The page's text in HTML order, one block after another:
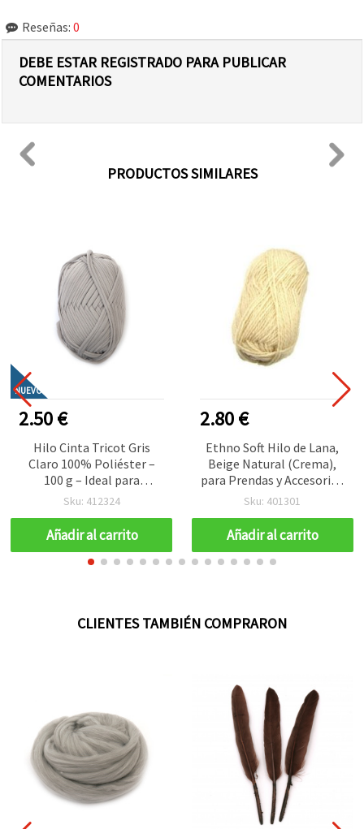
Reseñas: 0
DEBE ESTAR REGISTRADO PARA PUBLICAR
COMENTARIOS
PRODUCTOS SIMILARES
NUEVO
2.50 €
Hilo Cinta Tricot Gris
Claro 100% Poliéster –
100 g – Ideal para
Ganchillo, Punto y
Creativas
Sku: 412324
Añadir al carrito
2.80 €
Ethno Soft Hilo de Lana,
Beige Natural (Crema),
para Prendas y Accesorios
de Punto Hechos a Mano,
Sku: 401301
Añadir al carrito
CLIENTES TAMBIÉN COMPRARON